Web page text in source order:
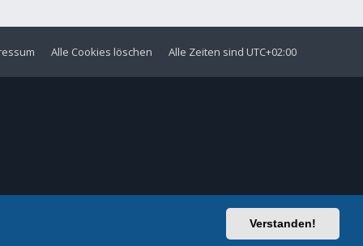
Verstanden!
Alle Zeiten sind UTC+02:00
Alle Cookies löschen